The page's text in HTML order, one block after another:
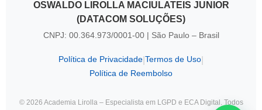
OSWALDO LIROLLA MACIULATEIS JUNIOR
(DATACOM SOLUÇÕES)
CNPJ: 00.364.973/0001-00 | São Paulo – Brasil
Política de Privacidade Termos de Uso
Política de Reembolso
© 2026 Academia Lirolla – Especialista em LGPD e ECA Digital. Todos